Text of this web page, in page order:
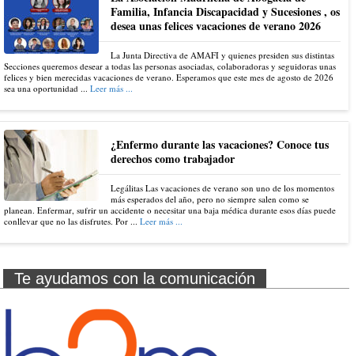
Familia, Infancia Discapacidad y Sucesiones , os
desea unas felices vacaciones de verano 2026
La Junta Directiva de AMAFI y quienes presiden sus distintas
Secciones queremos desear a todas las personas asociadas, colaboradoras y seguidoras unas
felices y bien merecidas vacaciones de verano. Esperamos que este mes de agosto de 2026
sea una oportunidad ... Leer más ...
¿Enfermo durante las vacaciones? Conoce tus
derechos como trabajador
Legálitas Las vacaciones de verano son uno de los momentos
más esperados del año, pero no siempre salen como se
planean. Enfermar, sufrir un accidente o necesitar una baja médica durante esos días puede
conllevar que no las disfrutes. Por ... Leer más ...
Te ayudamos con la comunicación